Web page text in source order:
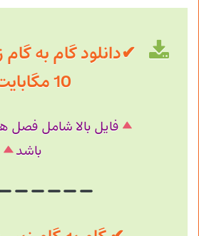
✔دانلود گام به
10 مگابایت
باشد